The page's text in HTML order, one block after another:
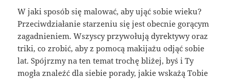
W jaki sposób się malować, aby ująć sobie wieku?
Przeciwdziałanie starzeniu się jest obecnie gorącym
zagadnieniem. Wszyscy przywołują dyrektywy oraz
triki, co zrobić, aby z pomocą makijażu odjąć sobie
lat. Spójrzmy na ten temat trochę bliżej, byś i Ty
mogła znaleźć dla siebie porady, jakie wskażą Tobie